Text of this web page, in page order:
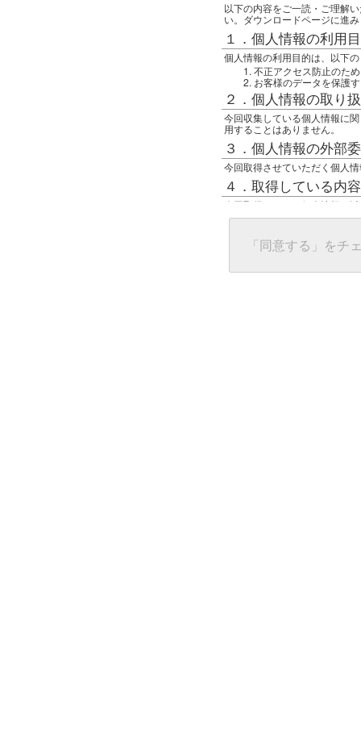
以下の内容をご一読・ご理解
い。ダウンロードページに進
１．個人情報の利用
個人情報の利用目的は、以下
不正アクセス防止のため
お客様のデータを保護
２．個人情報の取り
今回収集している個人情報に
用することはありません。
３．個人情報の外部
今回取得させていただく個人
４．取得している内
今回取得している個人情報は
任意の名前
グローバルIPアドレス
接続ホスト情報
５．個人情報に関す
「同意する」をチ